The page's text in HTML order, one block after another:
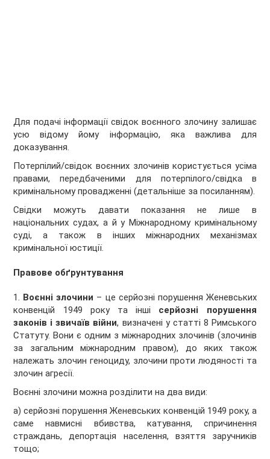
Для подачі інформації свідок воєнного злочину залишає
усю відому йому інформацію, яка важлива для
доказування.
Потерпілий/свідок воєнних злочинів користується усіма
правами, передбаченими для потерпілого/свідка в
кримінальному провадженні (детальніше за посиланням).
Свідки можуть давати показання не лише в
національних судах, а й у Міжнародному кримінальному
суді, а також в інших міжнародних механізмах
кримінальної юстиції.
Правове обґрунтування
1. Воєнні злочини – це серйозні порушення Женевських
конвенцій 1949 року та інші серйозні порушення
законів і звичаїв війни, визначені у статті 8 Римського
Статуту. Вони є одним з міжнародних злочинів (злочинів
за загальним міжнародним правом), до яких також
належать злочин геноциду, злочини проти людяності та
злочин агресії.
Воєнні злочини можна розділити на два види:
а) серйозні порушення Женевських конвенцій 1949 року, а
саме навмисні вбивства, катування, спричинення
страждань, депортація населення, взяття заручників
тощо;